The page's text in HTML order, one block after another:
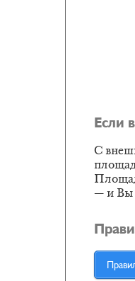
Если
С
— и Вы